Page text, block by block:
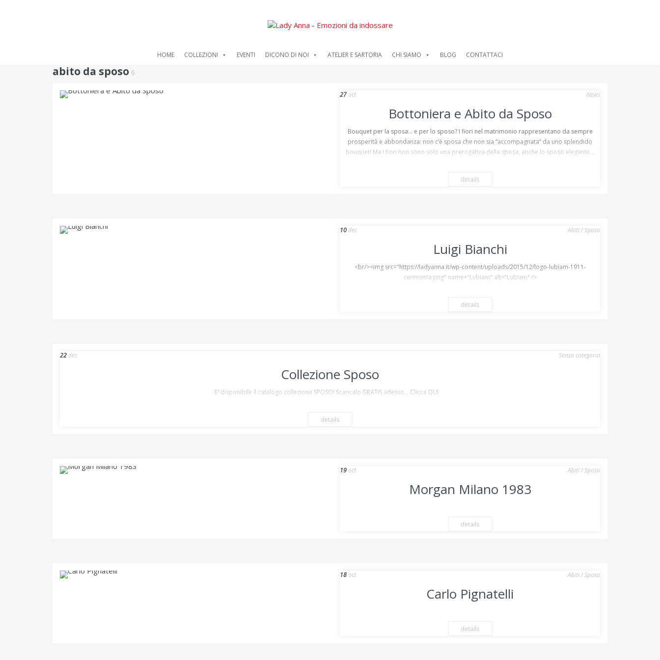
HOME COLLEZIONI EVENTI DICONO DI NOI ATELIER E SARTORIA CHI SIAMO BLOG CONTATTACI
abito da sposo 6
27 oct News
Bottoniera e Abito da Sposo
Bouquet per la sposa… e per lo sposo? I fiori nel matrimonio rappresentano da sempre
prosperità e abbondanza: non c’è sposa che non sia “accompagnata” da uno splendido
bouquet! Ma i fiori non sono solo una prerogativa della sposa, anche lo sposo elegante...
details
10 dec Abiti/Sposo
Luigi Bianchi
<br/><img src="https://ladyanna.it/wp-content/uploads/2015/12/logo-lubiam-1911-
cerimonia.png" name="Lubiam" alt="Lubiam" />
details
22 dec Senza categoria
Collezione Sposo
E' disponibile il catalogo collezione SPOSO! Scaricalo GRATIS adesso... Clicca QUI
details
19 oct Abiti/Sposo
Morgan Milano 1983
details
18 oct Abiti/Sposo
Carlo Pignatelli
details